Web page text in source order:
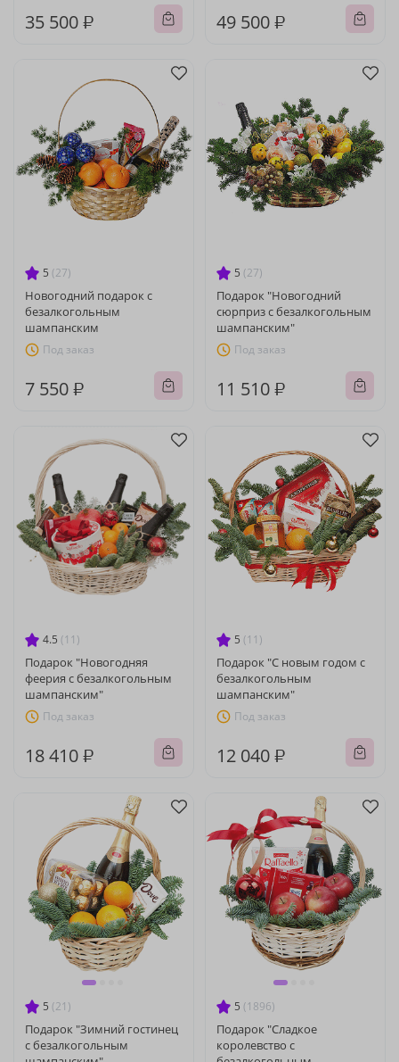
35 500 ₽ 49 500 ₽
5 (27)
Новогодний подарок с
безалкогольным
шампанским
Под заказ
7 550 ₽
5 (27)
Подарок "Новогодний
сюрприз с безалкогольным
шампанским"
Под заказ
11 510 ₽
4.5 (11)
Подарок "Новогодняя
феерия с безалкогольным
шампанским"
Под заказ
18 410 ₽
5 (11)
Подарок "С новым годом с
безалкогольным
шампанским"
Под заказ
12 040 ₽
5 (21)
Подарок "Зимний гостинец
с безалкогольным
5 (1896)
Подарок "Сладкое
королевство с